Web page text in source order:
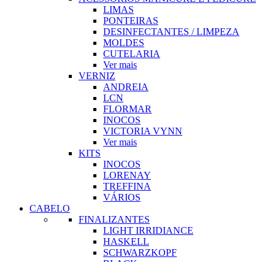
LIMAS
PONTEIRAS
DESINFECTANTES / LIMPEZA
MOLDES
CUTELARIA
Ver mais
VERNIZ
ANDREIA
LCN
FLORMAR
INOCOS
VICTORIA VYNN
Ver mais
KITS
INOCOS
LORENAY
TREFFINA
VÁRIOS
CABELO
FINALIZANTES
LIGHT IRRIDIANCE
HASKELL
SCHWARZKOPF